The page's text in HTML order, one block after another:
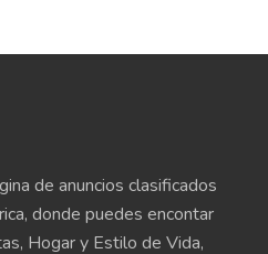
de anuncios clasificados
donde puedes encontar
Hogar y Estilo de Vida,